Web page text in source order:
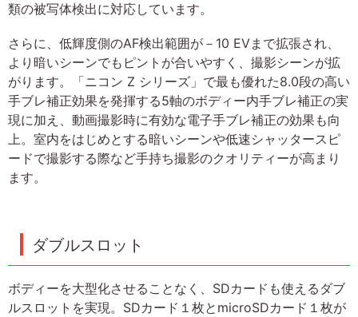
類の被写体検出に対応しています。
さらに、低輝度側のAF検出範囲が－10 EVまで拡張され、
より暗いシーンでもピントが合いやすく、撮影シーンが拡
がります。「ニコン Z シリーズ」で最も優れた8.0段の高い
手ブレ補正効果を発揮する5軸のボディー内手ブレ補正の実
現に加え、動画撮影時に有効な電子手ブレ補正の効果も向
上。室内をはじめとする暗いシーンや低速シャッタースピ
ードで撮影する際など手持ち撮影のクオリティーが高まり
ます。
ダブルスロット
ボディーを大型化させることなく、SDカードも使えるダブ
ルスロットを実現。SDカード１枚とmicroSDカード１枚が